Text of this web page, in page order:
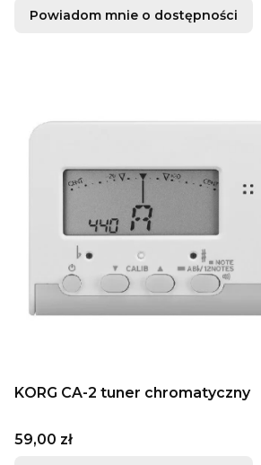
Powiadom mnie o dostępności
KORG CA-2 tuner chromatyczny
Cena
59,00 zł